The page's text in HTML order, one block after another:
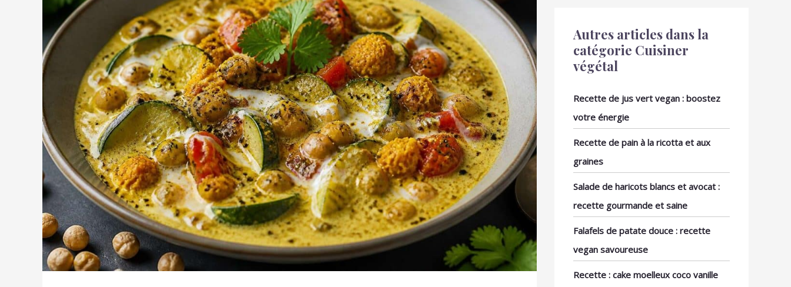
Autres articles dans la
catégorie Cuisiner
végétal
Recette de jus vert vegan : boostez
votre énergie
Recette de pain à la ricotta et aux
graines
Salade de haricots blancs et avocat :
recette gourmande et saine
Falafels de patate douce : recette
vegan savoureuse
Recette : cake moelleux coco vanille